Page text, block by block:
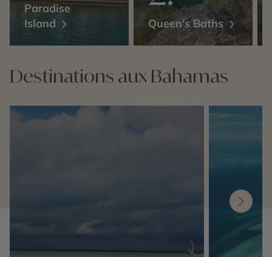
Paradise
Island
Queen's Baths
Destinations aux Bahamas